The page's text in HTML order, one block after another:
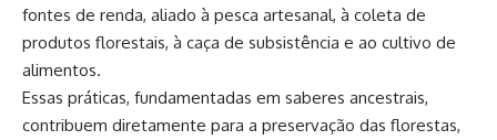
fontes de renda, aliado à pesca artesanal, à coleta de
produtos florestais, à caça de subsistência e ao cultivo de
alimentos.
Essas práticas, fundamentadas em saberes ancestrais,
contribuem diretamente para a preservação das florestas,